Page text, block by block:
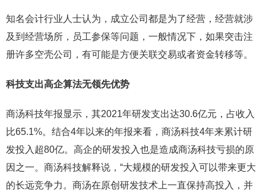
知名会计行业人士认为，成立公司都是为了经营，经营就涉
及到经营场所，员工参保等问题，一般情况下，如果突击注
册许多空壳公司，有可能是方便关联交易或者资金转移等。
科技支出高企算法无领先优势
商汤科技年报显示，其2021年研发支出达30.6亿元，占收入
比65.1%。结合4年以来的年报来看，商汤科技4年来累计研
发投入超80亿。高企的研发投入也是造成商汤科技亏损的原
因之一。商汤科技解释说，“大规模的研发投入可以带来更大
的长远竞争力。商汤在原创研发技术上一直保持高投入，并